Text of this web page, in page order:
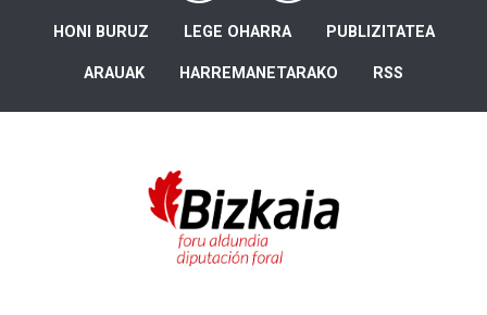
HONI BURUZ LEGE OHARRA PUBLIZITATEA
ARAUAK HARREMANETARAKO RSS